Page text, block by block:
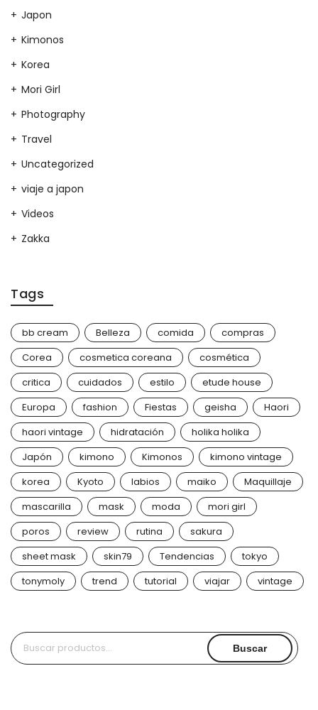
Japon
Kimonos
Korea
Mori Girl
Photography
Travel
Uncategorized
viaje a japon
Videos
Zakka
Tags
bb cream Belleza comida
compras
Corea
cosmetica coreana
cosmética
critica
cuidados estilo
etude house
Europa
fashion Fiestas geisha
Haori
haori vintage
hidratación
holika holika
Japón
kimono Kimonos
kimono vintage
korea
Kyoto labios maiko
Maquillaje
mascarilla
mask moda
mori girl
poros
review rutina
sakura
sheet mask
skin79 Tendencias
tokyo
tonymoly
trend tutorial viajar vintage
Buscar
por:
Buscar